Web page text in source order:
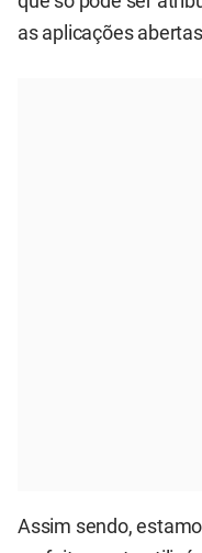
as aplicações
Assim sendo,